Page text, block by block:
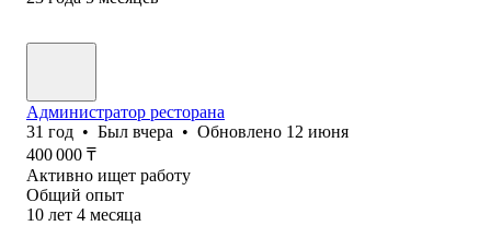
Администратор ресторана
31 год • Был вчера • Обновлено 12 июня
400 000 ₸
Активно ищет работу
Общий опыт
10 лет 4 месяца